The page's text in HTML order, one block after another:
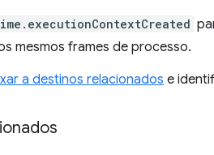
mesmos frames de processo.
a destinos relacionados e